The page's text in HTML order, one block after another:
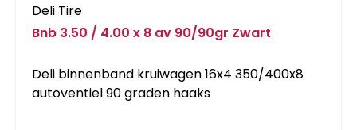
Deli Tire
Bnb 3.50 / 4.00 x 8 av 90/90gr Zwart
Deli binnenband kruiwagen 16x4 350/400x8
autoventiel 90 graden haaks